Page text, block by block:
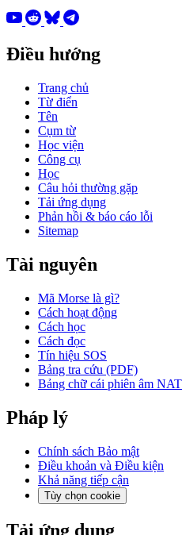
Điều hướng
Trang chủ
Từ điển
Tên
Cụm từ
Học viện
Công cụ
Học
Câu hỏi thường gặp
Tải ứng dụng
Phản hồi & báo cáo lỗi
Sitemap
Tài nguyên
Mã Morse là gì?
Cách hoạt động
Cách học
Cách đọc
Tín hiệu SOS
Bảng tra cứu (PDF)
Bảng chữ cái phiên âm
Pháp lý
Chính sách Bảo mật
Điều khoản và Điều kiện
Khả năng tiếp cận
Tùy chọn cookie
Tải ứng dụng